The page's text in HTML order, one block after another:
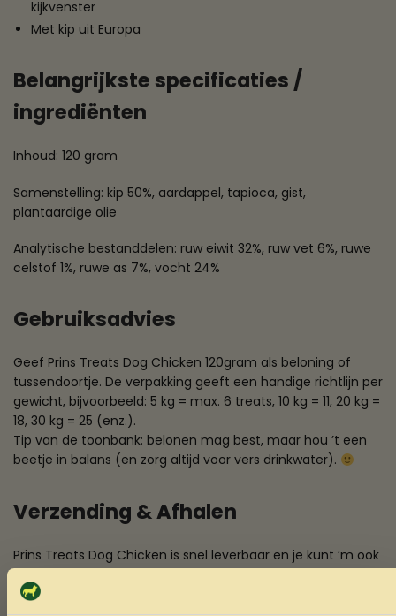
kijkvenster
Met kip uit Europa
Belangrijkste specificaties /
ingrediënten
Inhoud: 120 gram
Samenstelling: kip 50%, aardappel, tapioca, gist,
plantaardige olie
Analytische bestanddelen: ruw eiwit 32%, ruw vet 6%, ruwe
celstof 1%, ruwe as 7%, vocht 24%
Gebruiksadvies
Geef Prins Treats Dog Chicken 120gram als beloning of
tussendoortje. De verpakking geeft een handige richtlijn per
gewicht, bijvoorbeeld: 5 kg = max. 6 treats, 10 kg = 11, 20 kg =
18, 30 kg = 25 (enz.).
Tip van de toonbank: belonen mag best, maar hou ’t een
beetje in balans (en zorg altijd voor vers drinkwater).
Verzending & Afhalen
Prins Treats Dog Chicken is snel leverbaar en je kunt ’m ook
afhalen in de winkel.
Klaar om je hond nét wat sneller te laten luisteren? Gooi die